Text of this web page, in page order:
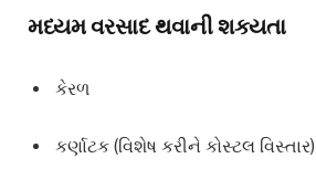
મધ્યમ વરસાદ થવાની શક્યતા
કેરળ
કર્ણાટક (વિશેષ કરીને કોસ્ટલ વિસ્તાર)